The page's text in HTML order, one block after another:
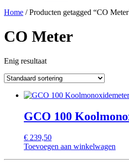
Home / Producten getagged “CO
CO Meter
Enig resultaat
GCO 100
€ 239,50
Toevoegen aan winkelwagen